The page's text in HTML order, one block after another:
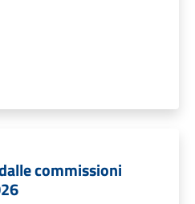
commissioni